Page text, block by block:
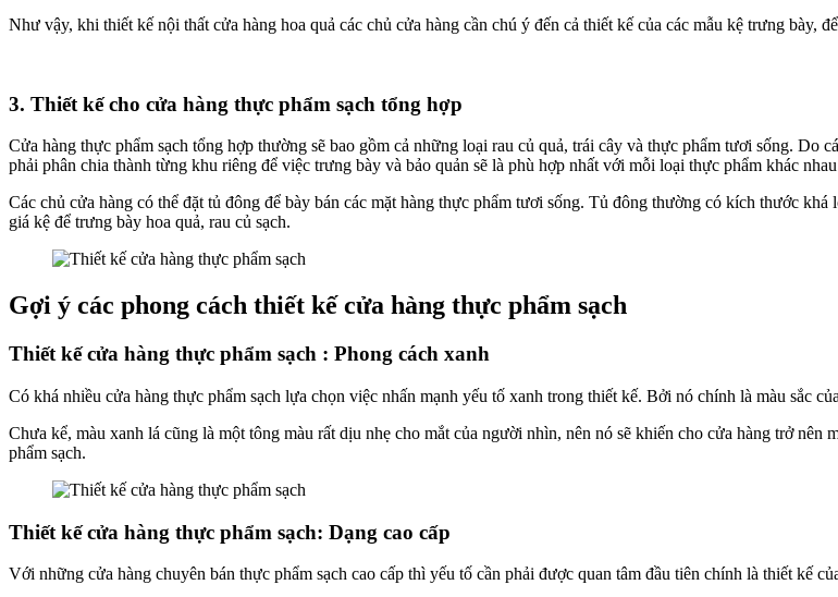
Như vậy, khi thiết kế nội thất cửa hàng hoa quả các chủ cửa hàng cần chú ý đến cả thiết kế của các mẫu kệ trưng
3. Thiết kế cho cửa hàng thực phẩm sạch tổng hợp
Cửa hàng thực phẩm sạch tổng hợp thường sẽ bao gồm cả những loại rau củ quả, trái cây và thực phẩm tươi sống. Do
phải phân chia thành từng khu riêng để việc trưng bày và bảo quản sẽ là phù hợp nhất với mỗi loại thực phẩm khác
Các chủ cửa hàng có thể đặt tủ đông để bày bán các mặt hàng thực phẩm tươi sống. Tủ đông thường có kích thước
giá kệ để trưng bày hoa quả, rau củ sạch.
Gợi ý các phong cách thiết kế cửa hàng thực phẩm sạch
Thiết kế cửa hàng thực phẩm sạch : Phong cách xanh
Có khá nhiều cửa hàng thực phẩm sạch lựa chọn việc nhấn mạnh yếu tố xanh trong thiết kế. Bởi nó chính là màu sắc
Chưa kể, màu xanh lá cũng là một tông màu rất dịu nhẹ cho mắt của người nhìn, nên nó sẽ khiến cho cửa hàng trở
phẩm sạch.
Thiết kế cửa hàng thực phẩm sạch: Dạng cao cấp
Với những cửa hàng chuyên bán thực phẩm sạch cao cấp thì yếu tố cần phải được quan tâm đầu tiên chính là thiết kế